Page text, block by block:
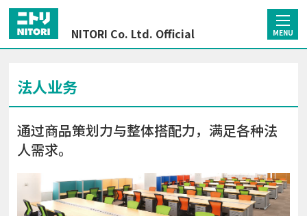
NITORI Co. Ltd. Official MENU
法人业务
通过商品策划力与整体搭配力，满足各种法
人需求。